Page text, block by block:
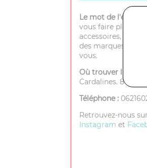
Le mot de l'équipe
vous faire plaisir et
accessoires,
des marques
vous.
Où trouver l'atelier
Cardalines. 84200
Téléphone :
Retrouvez-nous
Instagram et